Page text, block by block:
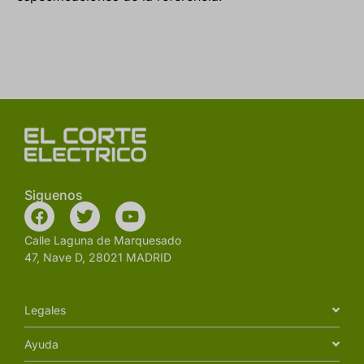
Siguenos
Calle Laguna de Marquesado
47, Nave D, 28021 MADRID
Legales
Ayuda